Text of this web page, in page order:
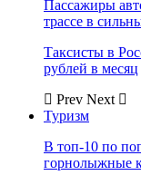
Пассажиры
трассе в
Таксисты в
рублей в месяц
Prev Next
Туризм
В топ-10 по
горнолыжные